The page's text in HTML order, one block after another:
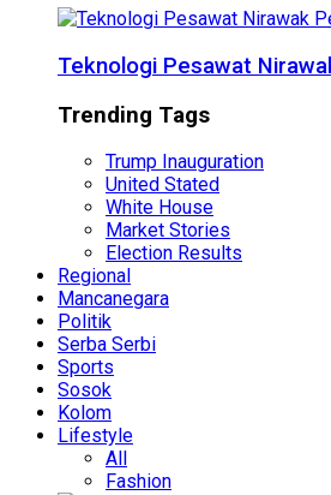
Teknologi Pesawat
Trending Tags
Trump Inauguration
United Stated
White House
Market Stories
Election Results
Regional
Mancanegara
Politik
Serba Serbi
Sports
Sosok
Kolom
Lifestyle
All
Fashion